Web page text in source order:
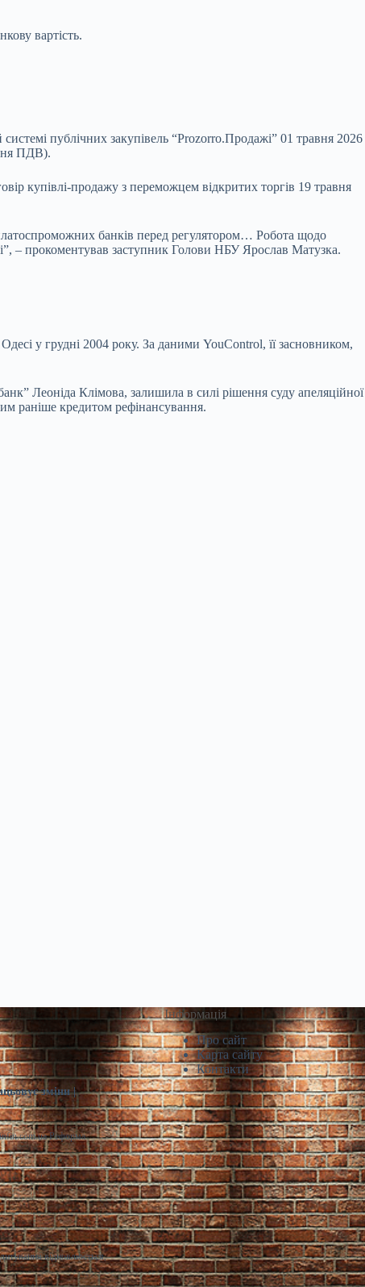
вартість.
публічних закупівель “Prozorro.Продажі” 01 травня 2026
ПДВ).
купівлі-продажу з переможцем відкритих торгів 19 травня
банків перед регулятором… Робота щодо
– прокоментував заступник Голови НБУ Ярослав Матузка.
у грудні 2004 року. За даними YouControl, її засновником,
Леоніда Клімова, залишила в силі рішення суду апеляційної
раніше кредитом рефінансування.
зміни |
Реформа
відновлюється,
Інформація
Про сайт
Карта сайту
Контакти